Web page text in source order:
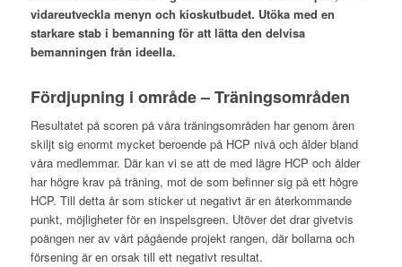
vidareutveckla menyn och kioskutbudet. Utöka med en
starkare stab i bemanning för att lätta den delvisa
bemanningen från ideella.
Fördjupning i område – Träningsområden
Resultatet på scoren på våra träningsområden har genom åren
skiljt sig enormt mycket beroende på HCP nivå och ålder bland
våra medlemmar. Där kan vi se att de med lägre HCP och ålder
har högre krav på träning, mot de som befinner sig på ett högre
HCP. Till detta år som sticker ut negativt är en återkommande
punkt, möjligheter för en inspelsgreen. Utöver det drar givetvis
poängen ner av vårt pågående projekt rangen, där bollarna och
försening är en orsak till ett negativt resultat.